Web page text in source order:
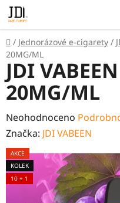
Přejít
na
obsah
Domů
/ Jednorázové e-cigarety /
20MG/ML
JDI
20MG/ML
Průměrné
hodnocení
produktu
je
0,0
Neohodnoceno
Značka: JDI VABEEN
AKCE
KOLEK
10 + 1